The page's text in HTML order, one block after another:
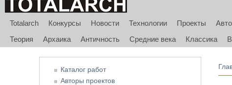
Totalarch Конкурсы Новости Технологии Проекты
Теория
Архаика Античность Средние века Классика
Вы
Каталог работ
Авторы проектов